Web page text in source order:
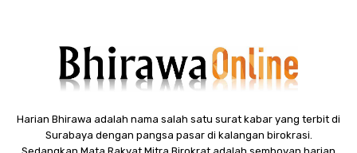
Harian Bhirawa adalah nama salah satu surat kabar yang terbit di
Surabaya dengan pangsa pasar di kalangan birokrasi.